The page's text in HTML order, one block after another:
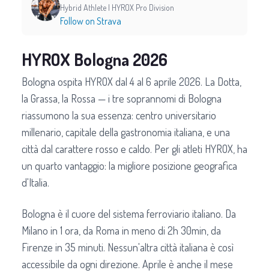
Hybrid Athlete | HYROX Pro Division
Follow on Strava
HYROX Bologna 2026
Bologna ospita HYROX dal 4 al 6 aprile 2026. La Dotta,
la Grassa, la Rossa — i tre soprannomi di Bologna
riassumono la sua essenza: centro universitario
millenario, capitale della gastronomia italiana, e una
città dal carattere rosso e caldo. Per gli atleti HYROX, ha
un quarto vantaggio: la migliore posizione geografica
d'Italia.
Bologna è il cuore del sistema ferroviario italiano. Da
Milano in 1 ora, da Roma in meno di 2h 30min, da
Firenze in 35 minuti. Nessun'altra città italiana è così
accessibile da ogni direzione. Aprile è anche il mese